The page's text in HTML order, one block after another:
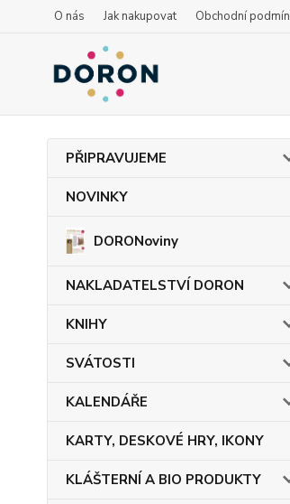
O nás Jak nakupovat Obchodní
PŘIPRAVUJEME
NOVINKY
DORONoviny
NAKLADATELSTVÍ DORON
KNIHY
SVÁTOSTI
KALENDÁŘE
KARTY, DESKOVÉ HRY, IKONY
KLÁŠTERNÍ A BIO PRODUKTY